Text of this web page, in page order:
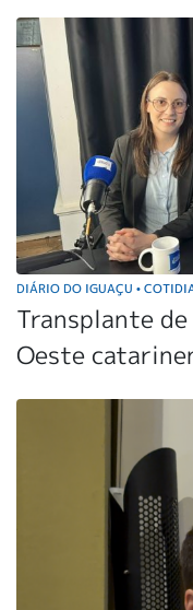
DIÁRIO DO IGUAÇU •
Transplante de
Oeste